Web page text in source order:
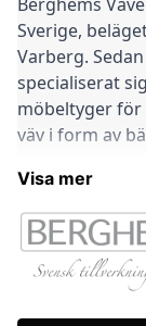
Sverige,
Varberg.
specialiserat
möbeltyger för
väv i form av
house av en
Väveriet
tillverkning av
träjacquard.
Visa mer